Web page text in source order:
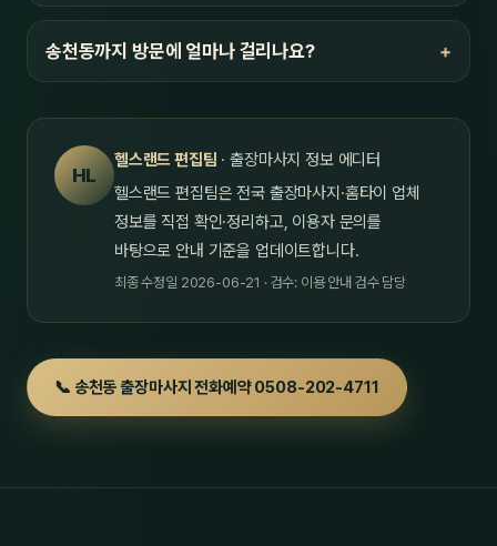
송천동까지 방문에 얼마나 걸리나요?
HL
헬스랜드 편집팀 · 출장마사지 정보 에디터
헬스랜드 편집팀은 전국 출장마사지·홈타이 업체
정보를 직접 확인·정리하고, 이용자 문의를
바탕으로 안내 기준을 업데이트합니다.
최종 수정일 2026-06-21 · 검수: 이용 안내 검수 담당
📞 송천동 출장마사지 전화예약 0508-202-4711